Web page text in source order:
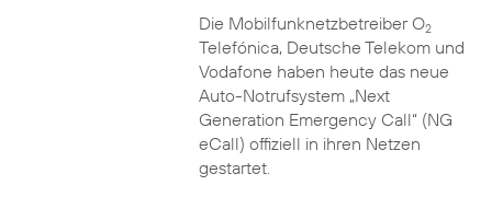
Die Mobilfunknetzbetreiber O2
Telefónica, Deutsche Telekom und
Vodafone haben heute das neue
Auto-Notrufsystem „Next
Generation Emergency Call“ (NG
eCall) offiziell in ihren Netzen
gestartet.